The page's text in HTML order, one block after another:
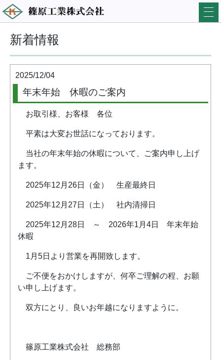
新着情報
2025/12/04
年末年始 休暇のご案内
お取引様、お客様 各位
平素は大変お世話になっております。
当社の年末年始の休暇について、ご案内申し上げ
ます。
2025年12月26日（金） 生産最終日
2025年12月27日（土） 社内清掃日
2025年12月28日 ～ 2026年1月4日 年末年始
休暇
1月5日より営業を再開致します。
ご不便をおかけしますが、何卒ご理解の程、お願
い申し上げます。
双方にとり、良いお年越になりますように。
篠原工業株式会社 総務部